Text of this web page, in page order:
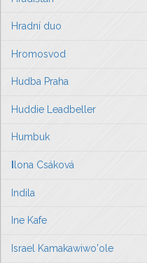
Hradní duo
Hromosvod
Hudba Praha
Huddie Leadbeller
Humbuk
lona Csáková
Indila
Ine Kafe
Israel Kamakawiwo'ole